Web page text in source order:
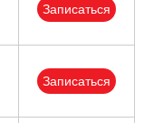
Записаться
Записаться